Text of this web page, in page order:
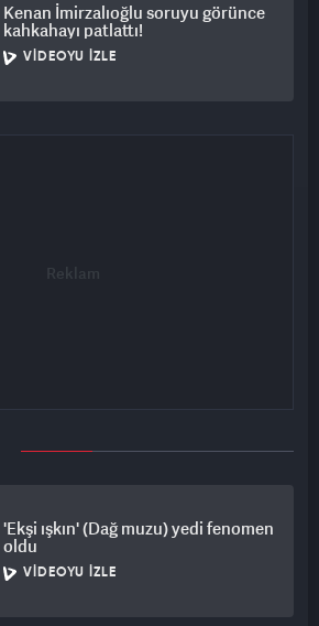
Kenan İmirzalıoğlu soruyu görünce
kahkahayı patlattı!
VIDEOYU İZLE
'Ekşi ışkın' (Dağ muzu) yedi fenomen
oldu
VIDEOYU İZLE